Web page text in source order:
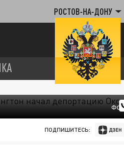
РОСТОВ-НА-ДОНУ
ПОДПИШИТЕСЬ: